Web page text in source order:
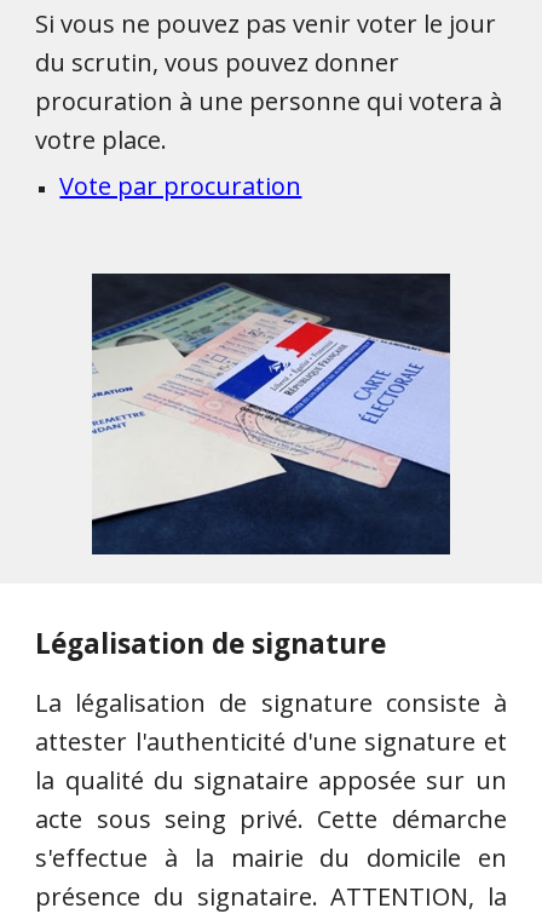
Si vous ne pouvez pas venir voter le jour
du scrutin, vous pouvez donner
procuration à une personne qui votera à
votre place.
Vote par procuration
Légalisation de signature
La légalisation de signature consiste à
attester l'authenticité d'une signature et
la qualité du signataire apposée sur un
acte sous seing privé. Cette démarche
s'effectue à la mairie du domicile en
présence du signataire. ATTENTION, la